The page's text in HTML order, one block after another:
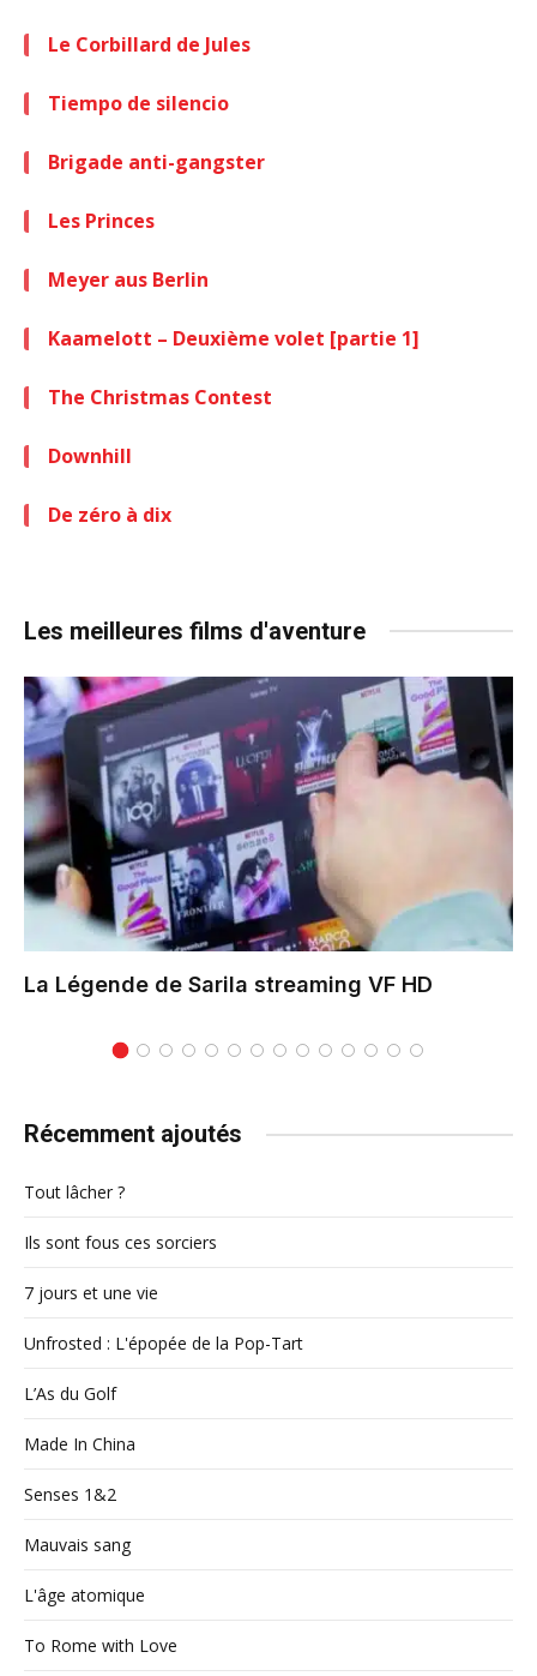
Le Corbillard de Jules
Tiempo de silencio
Brigade anti-gangster
Les Princes
Meyer aus Berlin
Kaamelott – Deuxième volet [partie 1]
The Christmas Contest
Downhill
De zéro à dix
Les meilleures films d'aventure
La Légende de Sarila streaming VF HD
Récemment ajoutés
Tout lâcher ?
Ils sont fous ces sorciers
7 jours et une vie
Unfrosted : L'épopée de la Pop-Tart
L’As du Golf
Made In China
Senses 1&2
Mauvais sang
L'âge atomique
To Rome with Love